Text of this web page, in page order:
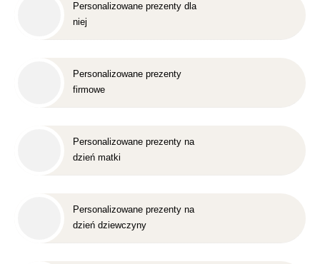
Personalizowane prezenty dla
niej
Personalizowane prezenty
firmowe
Personalizowane prezenty na
dzień matki
Personalizowane prezenty na
dzień dziewczyny